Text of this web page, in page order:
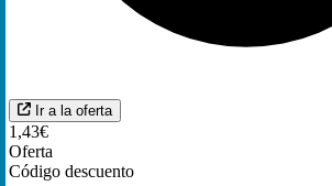
Ir a la oferta
1,43€
Oferta
Código descuento